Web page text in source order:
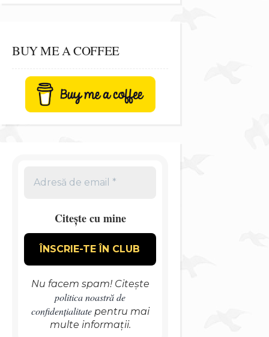
BUY ME A COFFEE
Citește cu mine
Nu facem spam! Citește
politica noastră de
confidențialitatepentru mai
multe informații.